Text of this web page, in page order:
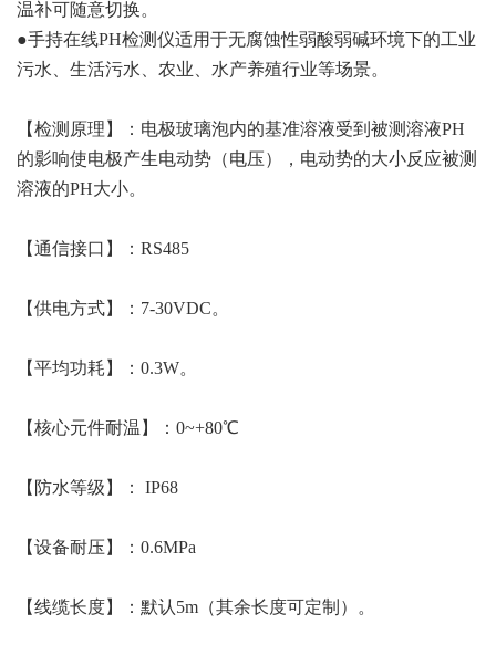
温补可随意切换。
●手持在线PH检测仪适用于无腐蚀性弱酸弱碱环境下的工业
污水、生活污水、农业、水产养殖行业等场景。
【检测原理】：电极玻璃泡内的基准溶液受到被测溶液PH
的影响使电极产生电动势（电压），电动势的大小反应被测
溶液的PH大小。
【通信接口】：RS485
【供电方式】：7-30VDC。
【平均功耗】：0.3W。
【核心元件耐温】：0~+80℃
【防水等级】： IP68
【设备耐压】：0.6MPa
【线缆长度】：默认5m（其余长度可定制）。